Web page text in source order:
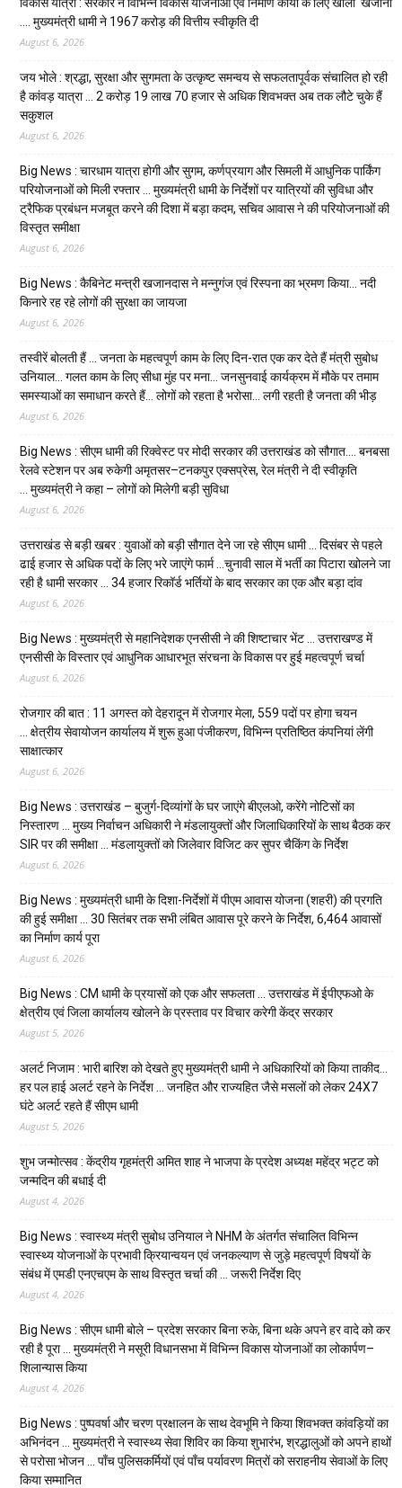
…. मुख्यमंत्री धामी ने ₹1967 करोड़ की वित्तीय स्वीकृति दी
August 6, 2026
जय भोले : श्रद्धा, सुरक्षा और सुगमता के उत्कृष्ट समन्वय से सफलतापूर्वक संचालित हो रही
है कांवड़ यात्रा … 2 करोड़ 19 लाख 70 हजार से अधिक शिवभक्त अब तक लौटे चुके हैं
सकुशल
August 6, 2026
Big News : चारधाम यात्रा होगी और सुगम, कर्णप्रयाग और सिमली में आधुनिक पार्किंग
परियोजनाओं को मिली रफ्तार … मुख्यमंत्री धामी के निर्देशों पर यात्रियों की सुविधा और
ट्रैफिक प्रबंधन मजबूत करने की दिशा में बड़ा कदम, सचिव आवास ने की परियोजनाओं की
विस्तृत समीक्षा
August 6, 2026
Big News : कैबिनेट मन्त्री खजानदास ने मन्नुगंज एवं रिस्पना का भ्रमण किया… नदी
किनारे रह रहे लोगों की सुरक्षा का जायजा
August 6, 2026
तस्वीरें बोलती हैं … जनता के महत्वपूर्ण काम के लिए दिन-रात एक कर देते हैं मंत्री सुबोध
उनियाल… गलत काम के लिए सीधा मुंह पर मना… जनसुनवाई कार्यक्रम में मौके पर तमाम
समस्याओं का समाधान करते हैं… लोगों को रहता है भरोसा… लगी रहती है जनता की भीड़
August 6, 2026
Big News : सीएम धामी की रिक्वेस्ट पर मोदी सरकार की उत्तराखंड को सौगात…. बनबसा
रेलवे स्टेशन पर अब रुकेगी अमृतसर–टनकपुर एक्सप्रेस, रेल मंत्री ने दी स्वीकृति
… मुख्यमंत्री ने कहा – लोगों को मिलेगी बड़ी सुविधा
August 6, 2026
उत्तराखंड से बड़ी खबर : युवाओं को बड़ी सौगात देने जा रहे सीएम धामी … दिसंबर से पहले
ढाई हजार से अधिक पदों के लिए भरे जाएंगे फार्म …चुनावी साल में भर्ती का पिटारा खोलने जा
रही है धामी सरकार … 34 हजार रिकॉर्ड भर्तियों के बाद सरकार का एक और बड़ा दांव
August 6, 2026
Big News : मुख्यमंत्री से महानिदेशक एनसीसी ने की शिष्टाचार भेंट … उत्तराखण्ड में
एनसीसी के विस्तार एवं आधुनिक आधारभूत संरचना के विकास पर हुई महत्वपूर्ण चर्चा
August 6, 2026
रोजगार की बात : 11 अगस्त को देहरादून में रोजगार मेला, 559 पदों पर होगा चयन
… क्षेत्रीय सेवायोजन कार्यालय में शुरू हुआ पंजीकरण, विभिन्न प्रतिष्ठित कंपनियां लेंगी
साक्षात्कार
August 6, 2026
Big News : उत्तराखंड – बुजुर्ग-दिव्यांगों के घर जाएंगे बीएलओ, करेंगे नोटिसों का
निस्तारण … मुख्य निर्वाचन अधिकारी ने मंडलायुक्तों और जिलाधिकारियों के साथ बैठक कर
SIR पर की समीक्षा … मंडलायुक्तों को जिलेवार विजिट कर सुपर चैकिंग के निर्देश
August 6, 2026
Big News : मुख्यमंत्री धामी के दिशा-निर्देशों में पीएम आवास योजना (शहरी) की प्रगति
की हुई समीक्षा … 30 सितंबर तक सभी लंबित आवास पूरे करने के निर्देश, 6,464 आवासों
का निर्माण कार्य पूरा
August 6, 2026
Big News : CM धामी के प्रयासों को एक और सफलता … उत्तराखंड में ईपीएफओ के
क्षेत्रीय एवं जिला कार्यालय खोलने के प्रस्ताव पर विचार करेगी केंद्र सरकार
August 5, 2026
अलर्ट निजाम : भारी बारिश को देखते हुए मुख्यमंत्री धामी ने अधिकारियों को किया ताकीद…
हर पल हाई अलर्ट रहने के निर्देश … जनहित और राज्यहित जैसे मसलों को लेकर 24X7
घंटे अलर्ट रहते हैं सीएम धामी
August 5, 2026
शुभ जन्मोत्सव : केंद्रीय गृहमंत्री अमित शाह ने भाजपा के प्रदेश अध्यक्ष महेंद्र भट्ट को
जन्मदिन की बधाई दी
August 4, 2026
Big News : स्वास्थ्य मंत्री सुबोध उनियाल ने NHM के अंतर्गत संचालित विभिन्न
स्वास्थ्य योजनाओं के प्रभावी क्रियान्वयन एवं जनकल्याण से जुड़े महत्वपूर्ण विषयों के
संबंध में एमडी एनएचएम के साथ विस्तृत चर्चा की … जरूरी निर्देश दिए
August 4, 2026
Big News : सीएम धामी बोले – प्रदेश सरकार बिना रुके, बिना थके अपने हर वादे को कर
रही है पूरा … मुख्यमंत्री ने मसूरी विधानसभा में विभिन्न विकास योजनाओं का लोकार्पण–
शिलान्यास किया
August 4, 2026
Big News : पुष्पवर्षा और चरण प्रक्षालन के साथ देवभूमि ने किया शिवभक्त कांवड़ियों का
अभिनंदन … मुख्यमंत्री ने स्वास्थ्य सेवा शिविर का किया शुभारंभ, श्रद्धालुओं को अपने हाथों
से परोसा भोजन … पाँच पुलिसकर्मियों एवं पाँच पर्यावरण मित्रों को सराहनीय सेवाओं के लिए
किया सम्मानित